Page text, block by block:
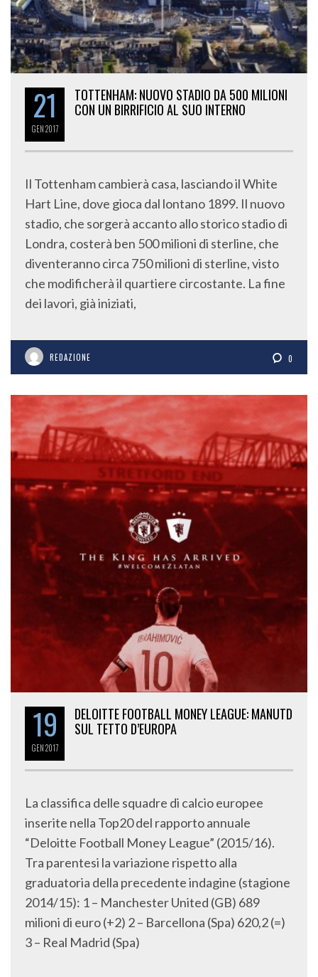
21
GEN2017
TOTTENHAM: NUOVO STADIO DA 500 MILIONI
CON UN BIRRIFICIO AL SUO INTERNO
Il Tottenham cambierà casa, lasciando il White
Hart Line, dove gioca dal lontano 1899. Il nuovo
stadio, che sorgerà accanto allo storico stadio di
Londra, costerà ben 500 milioni di sterline, che
diventeranno circa 750 milioni di sterline, visto
che modificherà il quartiere circostante. La fine
dei lavori, già iniziati,
REDAZIONE 0
19
GEN2017
DELOITTE FOOTBALL MONEY LEAGUE: MANUTD
SUL TETTO D’EUROPA
La classifica delle squadre di calcio europee
inserite nella Top20 del rapporto annuale
“Deloitte Football Money League” (2015/16).
Tra parentesi la variazione rispetto alla
graduatoria della precedente indagine (stagione
2014/15): 1 – Manchester United (GB) 689
milioni di euro (+2) 2 – Barcellona (Spa) 620,2 (=)
3 – Real Madrid (Spa)